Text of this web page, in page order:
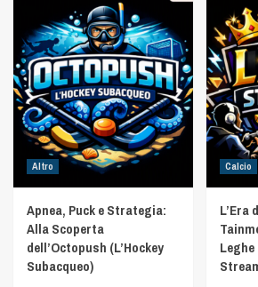
Altro
Apnea, Puck e Strategia:
Alla Scoperta
dell’Octopush (L’Hockey
Subacqueo)
Calcio
L’Era